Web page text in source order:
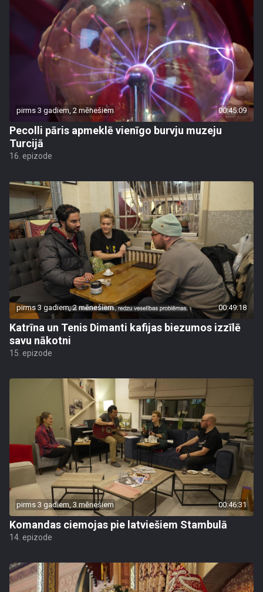
pirms 3 gadiem, 2 mēnešiem 00:45:09
Pecolli pāris apmeklē vienīgo burvju muzeju
Turcijā
16. epizode
pirms 3 gadiem, 2 mēnešiem 00:49:18
Katrīna un Tenis Dimanti kafijas biezumos izzīlē
savu nākotni
15. epizode
pirms 3 gadiem, 3 mēnešiem 00:46:31
Komandas ciemojas pie latviešiem Stambulā
14. epizode